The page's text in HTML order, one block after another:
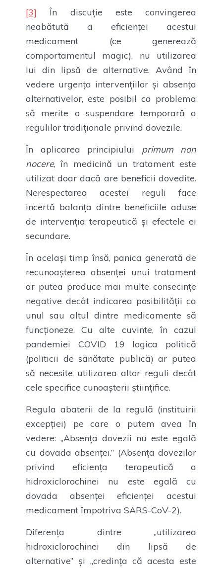
[3] În discuție este convingerea
neabătută a eficienței acestui
medicament (ce generează
comportamentul magic), nu utilizarea
lui din lipsă de alternative. Având în
vedere urgența intervențiilor și absența
alternativelor, este posibil ca problema
să merite o suspendare temporară a
regulilor tradiționale privind dovezile.
În aplicarea principiului primum non
nocere, în medicină un tratament este
utilizat doar dacă are beneficii dovedite.
Nerespectarea acestei reguli face
incertă balanța dintre beneficiile aduse
de intervenția terapeutică și efectele ei
secundare.
În același timp însă, panica generată de
recunoașterea absenței unui tratament
ar putea produce mai multe consecințe
negative decât indicarea posibilității ca
unul sau altul dintre medicamente să
funcționeze. Cu alte cuvinte, în cazul
pandemiei COVID 19 logica politică
(politicii de sănătate publică) ar putea
să necesite utilizarea altor reguli decât
cele specifice cunoașterii științifice.
Regula abaterii de la regulă (instituirii
excepției) pe care o putem avea în
vedere: „Absența dovezii nu este egală
cu dovada absenței.” (Absența dovezilor
privind eficiența terapeutică a
hidroxiclorochinei nu este egală cu
dovada absenței eficienței acestui
medicament împotriva SARS-CoV-2).
Diferența dintre „utilizarea
hidroxiclorochinei din lipsă de
alternative” și „credința că acesta este